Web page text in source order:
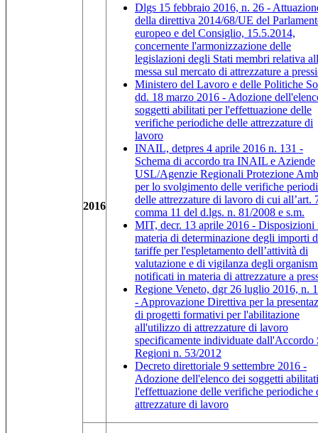
2016
Dlgs 15 febbraio 2016, n. 26 -
della direttiva 2014/68/UE del
europeo e del Consiglio, 15.5.2014,
concernente l'armonizzazione delle
legislazioni degli Stati membri relativa
messa sul mercato di attrezzature a
Ministero del Lavoro e delle Politiche
dd. 18 marzo 2016 - Adozione
soggetti abilitati per l'effettuazione delle
verifiche periodiche delle attrezzature di
lavoro
INAIL, detpres 4 aprile 2016 n. 131 -
Schema di accordo tra INAIL e Aziende
USL/Agenzie Regionali Protezione
per lo svolgimento delle verifiche
delle attrezzature di lavoro di cui all’art.
comma 11 del d.lgs. n. 81/2008 e s.m.
MIT, decr. 13 aprile 2016 - Disposizioni
materia di determinazione degli importi
tariffe per l'espletamento dell’attività di
valutazione e di vigilanza degli
notificati in materia di attrezzature a
Regione Veneto, dgr 26 luglio 2016, n.
- Approvazione Direttiva per la
di progetti formativi per l'abilitazione
all'utilizzo di attrezzature di lavoro
specificamente individuate dall'Accordo
Regioni n. 53/2012
Decreto direttoriale 9 settembre 2016 -
Adozione dell'elenco dei soggetti
l'effettuazione delle verifiche periodiche
attrezzature di lavoro